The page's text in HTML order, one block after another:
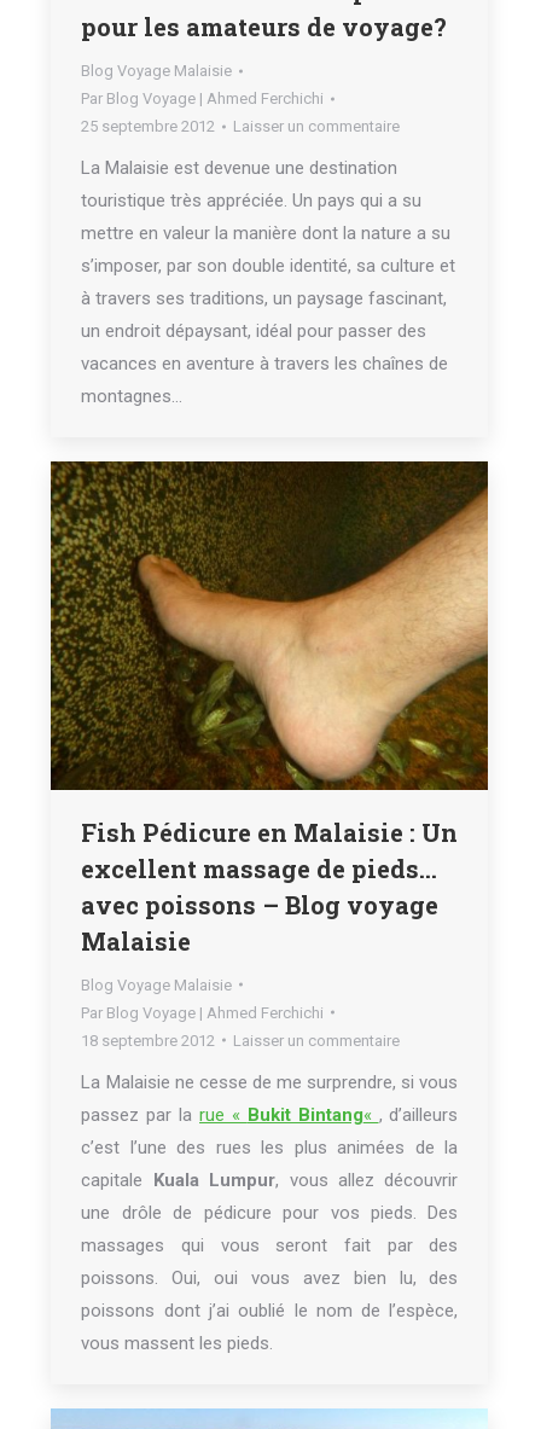
pour les amateurs de voyage?
Blog Voyage Malaisie
Par Blog Voyage | Ahmed Ferchichi
25 septembre 2012
Laisser un commentaire
La Malaisie est devenue une destination
touristique très appréciée. Un pays qui a su
mettre en valeur la manière dont la nature a su
s’imposer, par son double identité, sa culture et
à travers ses traditions, un paysage fascinant,
un endroit dépaysant, idéal pour passer des
vacances en aventure à travers les chaînes de
montagnes…
Fish Pédicure en Malaisie : Un
excellent massage de pieds…
avec poissons – Blog voyage
Malaisie
Blog Voyage Malaisie
Par Blog Voyage | Ahmed Ferchichi
18 septembre 2012
Laisser un commentaire
La Malaisie ne cesse de me surprendre, si vous
passez par larue « Bukit Bintang« , d’ailleurs
c’est l’une des rues les plus animées de la
capitale Kuala Lumpur, vous allez découvrir
une drôle de pédicure pour vos pieds. Des
massages qui vous seront fait par des
poissons. Oui, oui vous avez bien lu, des
poissons dont j’ai oublié le nom de l’espèce,
vous massent les pieds.